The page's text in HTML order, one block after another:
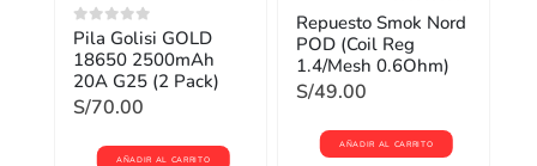
0out of 5
Pila Golisi GOLD
18650 2500mAh
20A G25 (2 Pack)
S/70.00
AÑADIR AL CARRITO
out of 5
Repuesto Smok Nord
POD (Coil Reg
1.4/Mesh 0.6Ohm)
S/49.00
AÑADIR AL CARRITO